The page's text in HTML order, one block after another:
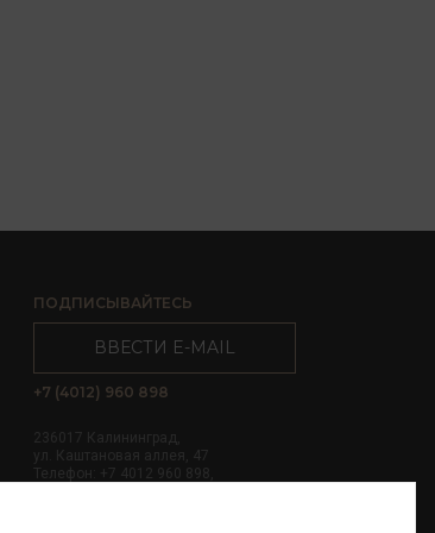
ПОДПИСЫВАЙТЕСЬ
ВВЕСТИ E-MAIL
+7 (4012) 960 898
236017 Калининград,
ул. Каштановая аллея, 47
Телефон: +7 4012 960 898,